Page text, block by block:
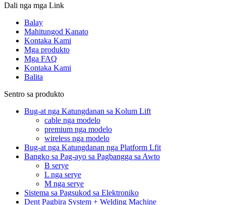
Dali nga mga Link
Balay
Mahitungod Kanato
Kontaka Kami
Mga produkto
Mga FAQ
Kontaka Kami
Balita
Sentro sa produkto
Bug-at nga Katungdanan sa Kolum Lift
cable nga modelo
premium nga modelo
wireless nga modelo
Bug-at nga Katungdanan nga Platform Lfit
Bangko sa Pag-ayo sa Pagbangga sa Awto
B serye
L nga serye
M nga serye
Sistema sa Pagsukod sa Elektroniko
Dent Pagbira System + Welding Machine